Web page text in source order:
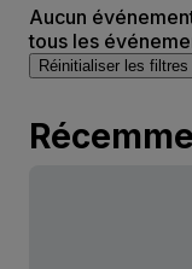
Aucun
tous les
Réinitialiser les filtres